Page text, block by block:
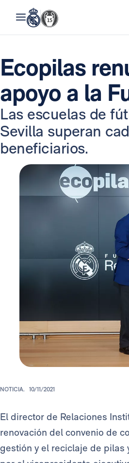
Ecopilas
apoyo a la
Las escuelas de
Sevilla superan
beneficiarios.
NOTICIA. 10/11/2021
El director de Relaciones
renovación del convenio de
gestión y el reciclaje de pilas